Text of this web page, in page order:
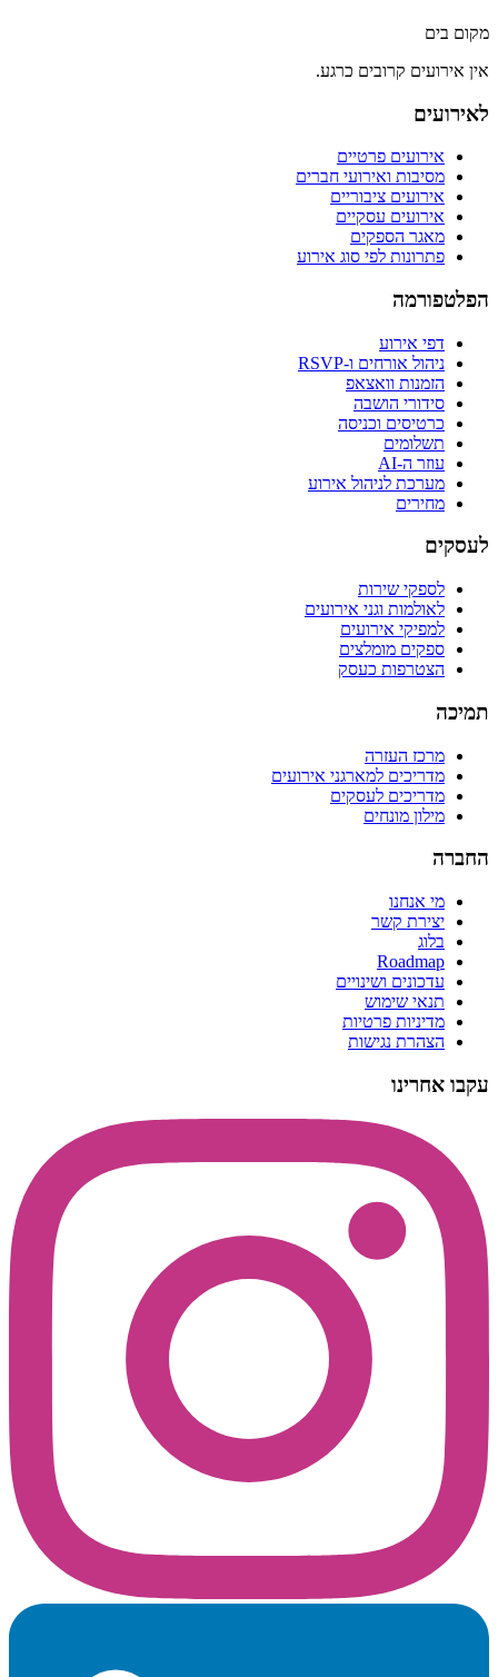
מקום בים
אין אירועים קרובים כרגע.
לאירועים
אירועים פרטיים
מסיבות ואירועי חברים
אירועים ציבוריים
אירועים עסקיים
מאגר הספקים
פתרונות לפי סוג אירוע
הפלטפורמה
דפי אירוע
ניהול אורחים ו-RSVP
הזמנות וואצאפ
סידורי הושבה
כרטיסים וכניסה
תשלומים
עוזר ה-AI
מערכת לניהול אירוע
מחירים
לעסקים
לספקי שירות
לאולמות וגני אירועים
למפיקי אירועים
ספקים מומלצים
הצטרפות כעסק
תמיכה
מרכז העזרה
מדריכים למארגני אירועים
מדריכים לעסקים
מילון מונחים
החברה
מי אנחנו
יצירת קשר
בלוג
Roadmap
עדכונים ושינויים
תנאי שימוש
מדיניות פרטיות
הצהרת נגישות
עקבו אחרינו